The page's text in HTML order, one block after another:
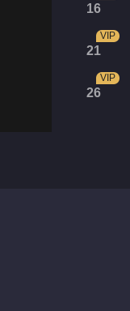
16
21
VIP
26
VIP